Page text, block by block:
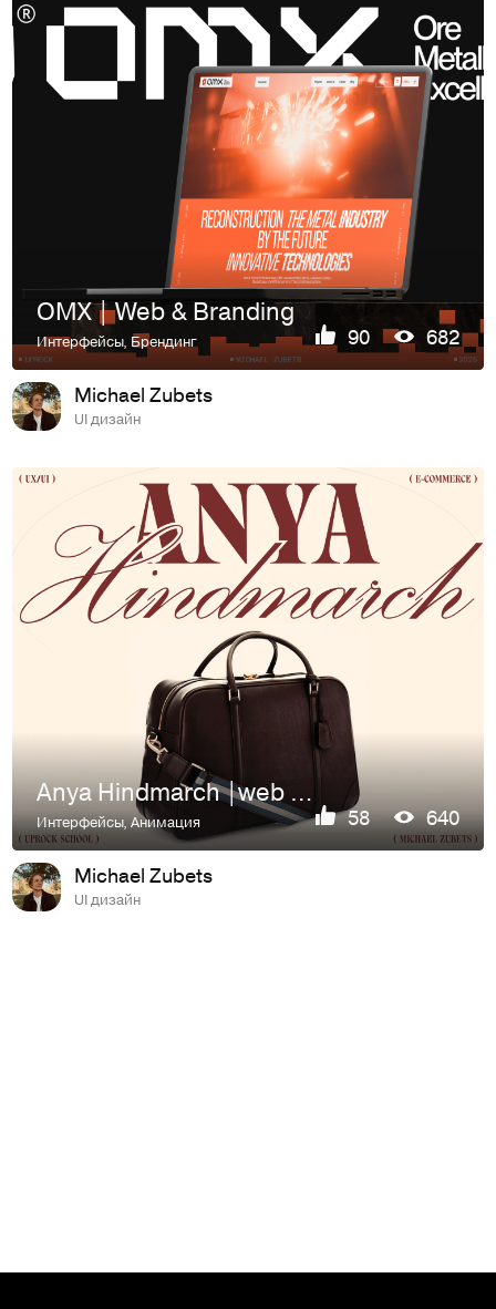
OMX | Web & Branding
Интерфейсы, Брендинг 90 682
Michael Zubets
UI дизайн
Anya Hindmarch |web & branding
Интерфейсы,Анимация 58 640
Michael Zubets
UI дизайн